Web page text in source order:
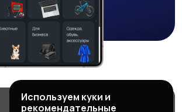
Используем куки и
рекомендательные